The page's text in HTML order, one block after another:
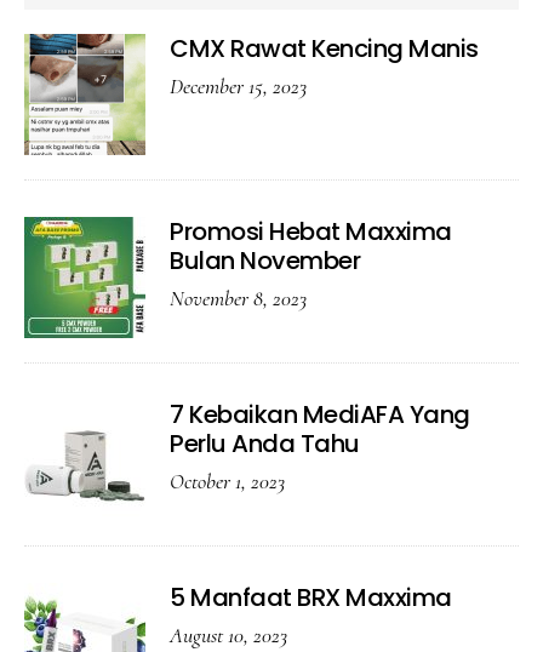
CMX Rawat Kencing Manis
December 15, 2023
Promosi Hebat Maxxima
Bulan November
November 8, 2023
7 Kebaikan MediAFA Yang
Perlu Anda Tahu
October 1, 2023
5 Manfaat BRX Maxxima
August 10, 2023